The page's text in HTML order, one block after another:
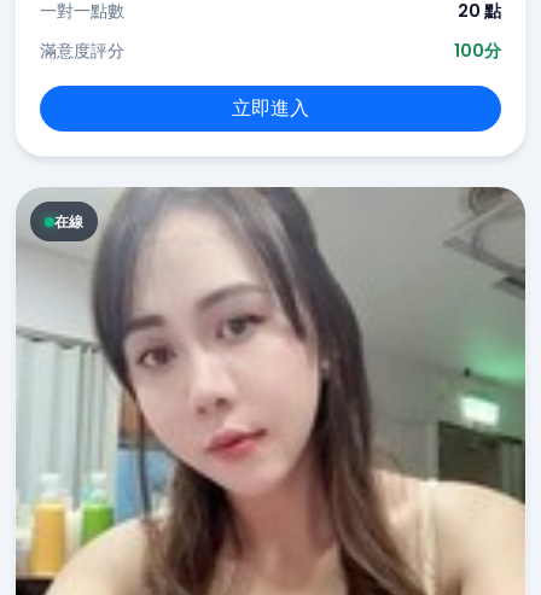
一對一點數
20 點
滿意度評分
100分
立即進入
在線